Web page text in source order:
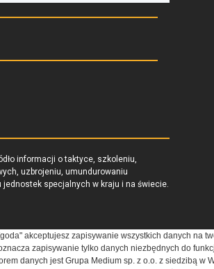
informacji o taktyce, szkoleniu,
uzbrojeniu, umundurowaniu
jednostek specjalnych w kraju i na świecie.
akceptujesz zapisywanie wszystkich danych na
zapisywanie tylko danych niezbędnych do
danych jest Grupa Medium sp. z o.o. z siedzibą w